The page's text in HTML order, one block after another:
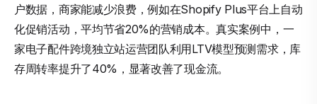
户数据，商家能减少浪费，例如在Shopify Plus平台上自动
化促销活动，平均节省20%的营销成本。真实案例中，一
家电子配件跨境独立站运营团队利用LTV模型预测需求，库
存周转率提升了40%，显著改善了现金流。